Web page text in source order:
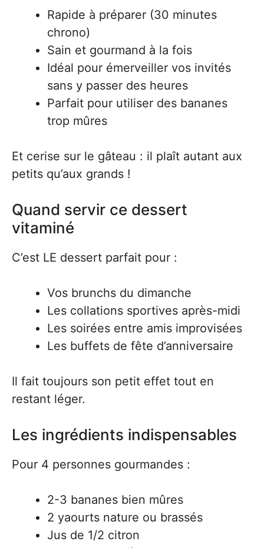
Rapide à préparer (30 minutes
chrono)
Sain et gourmand à la fois
Idéal pour émerveiller vos invités
sans y passer des heures
Parfait pour utiliser des bananes
trop mûres
Et cerise sur le gâteau : il plaît autant aux
petits qu’aux grands !
Quand servir ce dessert
vitaminé
C’est LE dessert parfait pour :
Vos brunchs du dimanche
Les collations sportives après-midi
Les soirées entre amis improvisées
Les buffets de fête d’anniversaire
Il fait toujours son petit effet tout en
restant léger.
Les ingrédients indispensables
Pour 4 personnes gourmandes :
2-3 bananes bien mûres
2 yaourts nature ou brassés
Jus de 1/2 citron